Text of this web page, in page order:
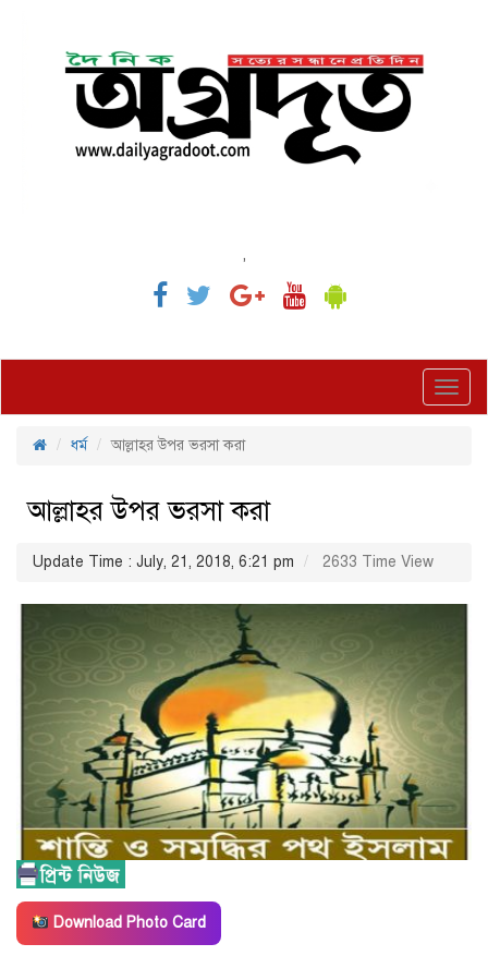
,
ধর্ম
আল্লাহর উপর ভরসা করা
আল্লাহর উপর ভরসা করা
Update Time : July, 21, 2018, 6:21 pm 2633 Time View
Download Photo Card